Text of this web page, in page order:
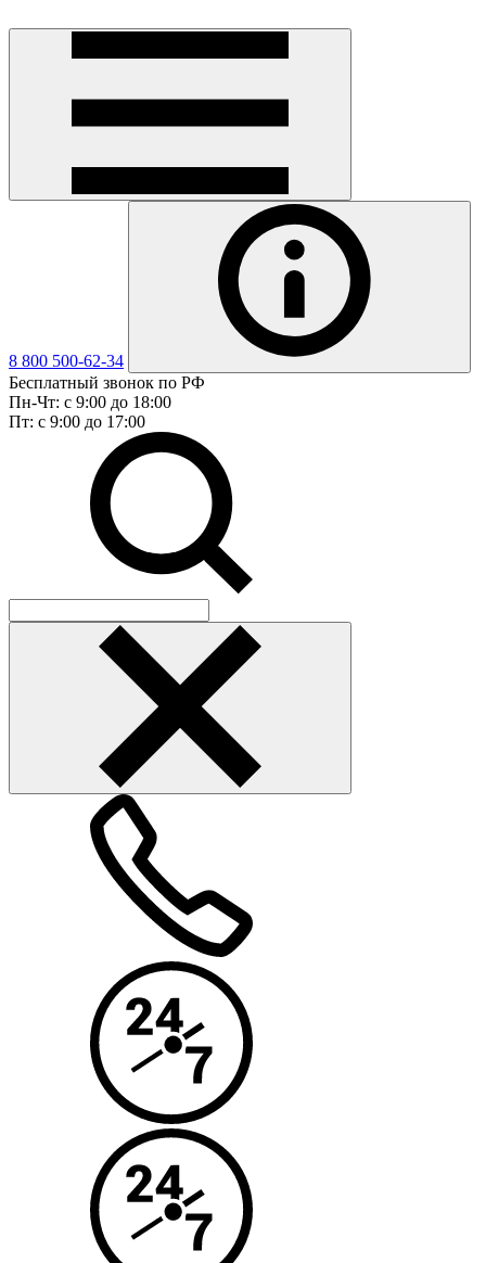
8 800 500-62-34
Бесплатный звонок по РФ
Пн-Чт: с 9:00 до 18:00
Пт: с 9:00 до 17:00